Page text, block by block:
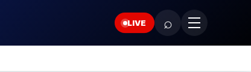
LIVE ⌕